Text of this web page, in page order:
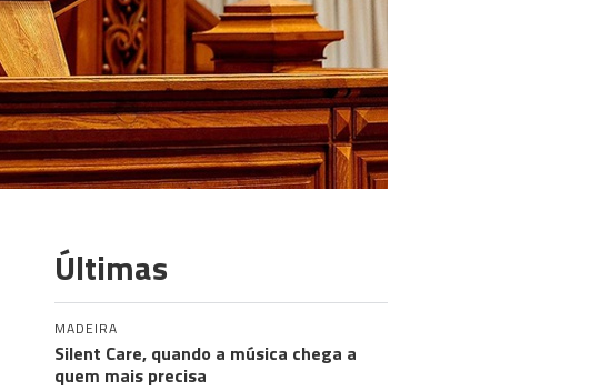
Últimas
MADEIRA
Silent Care, quando a música chega a
quem mais precisa